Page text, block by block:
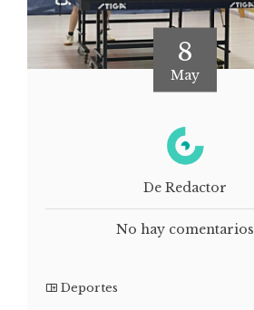
8
May
De Redactor
No hay comentarios
Deportes